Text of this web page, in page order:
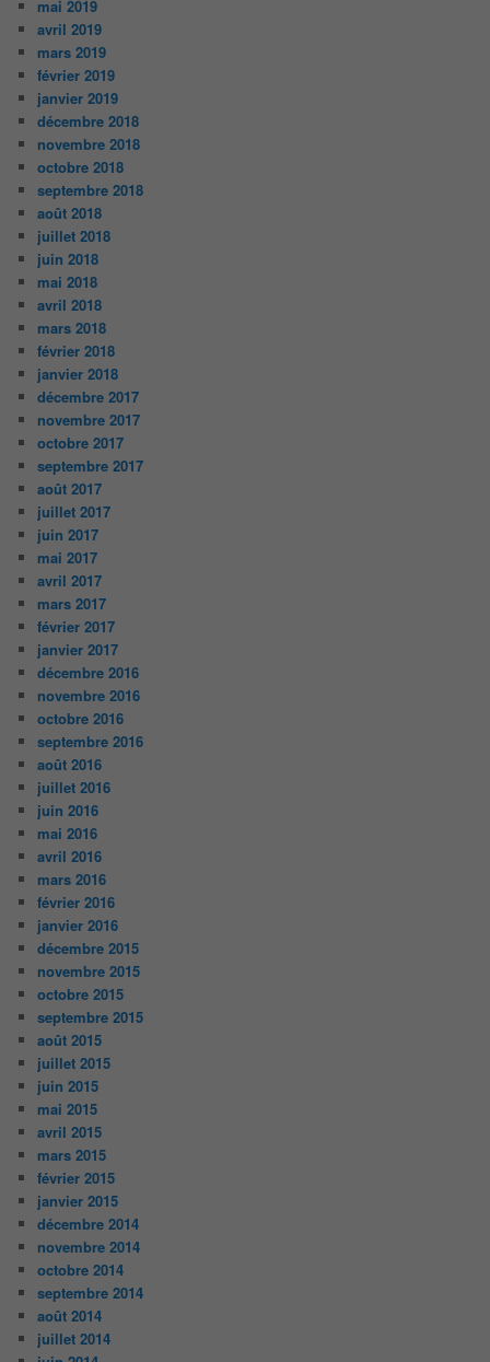
mai 2019
avril 2019
mars 2019
février 2019
janvier 2019
décembre 2018
novembre 2018
octobre 2018
septembre 2018
août 2018
juillet 2018
juin 2018
mai 2018
avril 2018
mars 2018
février 2018
janvier 2018
décembre 2017
novembre 2017
octobre 2017
septembre 2017
août 2017
juillet 2017
juin 2017
mai 2017
avril 2017
mars 2017
février 2017
janvier 2017
décembre 2016
novembre 2016
octobre 2016
septembre 2016
août 2016
juillet 2016
juin 2016
mai 2016
avril 2016
mars 2016
février 2016
janvier 2016
décembre 2015
novembre 2015
octobre 2015
septembre 2015
août 2015
juillet 2015
juin 2015
mai 2015
avril 2015
mars 2015
février 2015
janvier 2015
décembre 2014
novembre 2014
octobre 2014
septembre 2014
août 2014
juillet 2014